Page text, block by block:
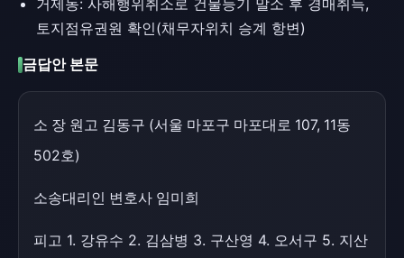
거제동: 사해행위취소로 건물등기 말소 후 경매취득,
토지점유권원 확인(채무자위치 승계 항변)
금답안 본문
소 장 원고 김동구 (서울 마포구 마포대로 107, 11동
502호)
소송대리인 변호사 임미희
피고 1. 강유수 2. 김삼병 3. 구산영 4. 오서구 5. 지산